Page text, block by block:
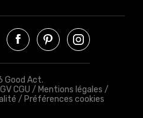
Good Act.
CGU / Mentions légales /
/ Préférences cookies